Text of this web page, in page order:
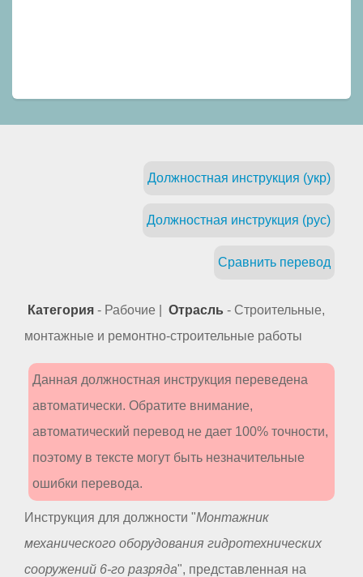
Должностная инструкция (укр)
Должностная инструкция (рус)
Сравнить перевод
Категория - Рабочие | Отрасль - Строительные,
монтажные и ремонтно-строительные работы
Данная должностная инструкция переведена
автоматически. Обратите внимание,
автоматический перевод не дает 100% точности,
поэтому в тексте могут быть незначительные
ошибки перевода.
Инструкция для должности "Монтажник
механического оборудования гидротехнических
сооружений 6-го разряда", представленная на